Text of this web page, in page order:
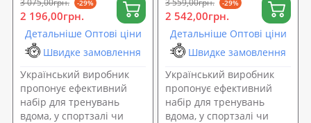
-29%
2 196,00грн.
Детальніше Оптові ціни
Швидке замовлення
Український виробник
пропонує ефективний
набір для тренувань
вдома, у спортзалі чи
-29%
2 542,00грн.
Детальніше Оптові ціни
Швидке замовлення
Український виробник
пропонує ефективний
набір для тренувань
вдома, у спортзалі чи